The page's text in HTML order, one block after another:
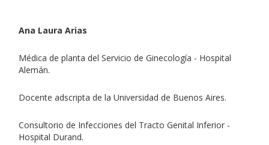
Ana Laura Arias
Médica de planta del Servicio de Ginecología - Hospital
Alemán.
Docente adscripta de la Universidad de Buenos Aires.
Consultorio de Infecciones del Tracto Genital Inferior -
Hospital Durand.